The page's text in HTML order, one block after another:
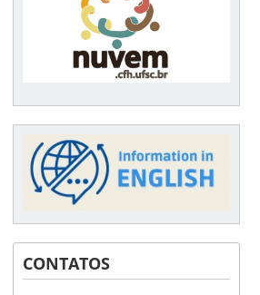
CONTATOS